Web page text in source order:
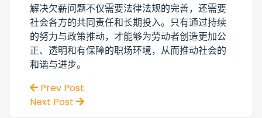
解决欠薪问题不仅需要法律法规的完善，还需要
社会各方的共同责任和长期投入。只有通过持续
的努力与政策推动，才能够为劳动者创造更加公
正、透明和有保障的职场环境，从而推动社会的
和谐与进步。
Prev Post
Next Post